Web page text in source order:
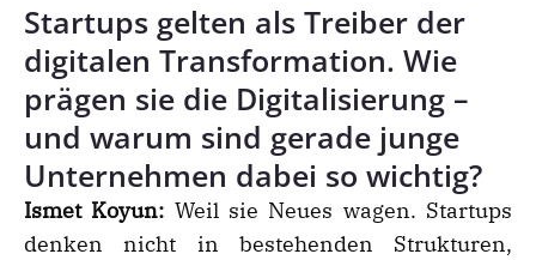
Startups gelten als Treiber der
digitalen Transformation. Wie
prägen sie die Digitalisierung –
und warum sind gerade junge
Unternehmen dabei so wichtig?
Ismet Koyun: Weil sie Neues wagen. Startups
denken nicht in bestehenden Strukturen,